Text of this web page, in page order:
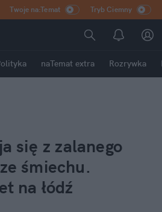
Twoje na:Temat Tryb Ciemny
naTemat extra Rozrywka
się z zalanego
śmiechu.
na łódź